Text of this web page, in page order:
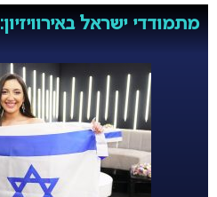
מתמודדי ישראל באירוויזיון: